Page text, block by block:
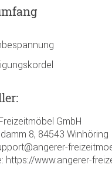
GmbH
8, 84543 Winhöring
https://www.angerer-